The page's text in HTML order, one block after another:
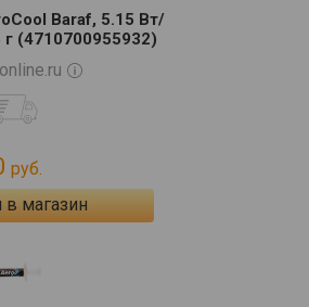
Baraf, 5.15 Вт/
(4710700955932)
руб.
в магазин